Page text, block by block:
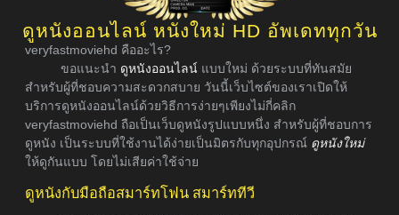
ดูหนังออนไลน์ หนังใหม่ HD อัพเดททุกวัน
veryfastmoviehd คืออะไร?
ขอแนะนำ ดูหนังออนไลน์ แบบใหม่ ด้วยระบบที่ทันสมัย
สำหรับผู้ที่ชอบความสะดวกสบาย วันนี้เว็บไซต์ของเราเปิดให้
บริการดูหนังออนไลน์ด้วยวิธีการง่ายๆเพียงไม่กี่คลิก
veryfastmoviehd ถือเป็นเว็บดูหนังรูปแบบหนึ่ง สำหรับผู้ที่ชอบการ
ดูหนัง เป็นระบบที่ใช้งานได้ง่ายเป็นมิตรกับทุกอุปกรณ์ ดูหนังใหม่
ให้ดูกันแบบ โดยไม่เสียค่าใช้จ่าย
ดูหนังกับมือถือสมาร์ทโฟน สมาร์ททีวี